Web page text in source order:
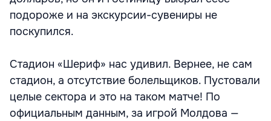
подороже и на экскурсии-сувениры не
поскупился.
Стадион «Шериф» нас удивил. Вернее, не сам
стадион, а отсутствие болельщиков. Пустовали
целые сектора и это на таком матче! По
официальным данным, за игрой Молдова —